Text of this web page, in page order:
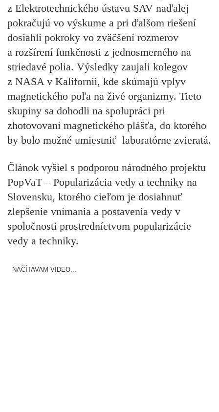
z Elektrotechnického ústavu SAV naďalej
pokračujú vo výskume a pri ďalšom riešení
dosiahli pokroky vo zväčšení rozmerov
a rozšírení funkčnosti z jednosmerného na
striedavé polia. Výsledky zaujali kolegov
z NASA v Kalifornii, kde skúmajú vplyv
magnetického poľa na živé organizmy. Tieto
skupiny sa dohodli na spolupráci pri
zhotovovaní magnetického plášťa, do ktorého
by bolo možné umiestniť laboratórne zvieratá.
Článok vyšiel s podporou národného projektu
PopVaT – Popularizácia vedy a techniky na
Slovensku, ktorého cieľom je dosiahnuť
zlepšenie vnímania a postavenia vedy v
spoločnosti prostredníctvom popularizácie
vedy a techniky.
NAČÍTAVAM VIDEO...